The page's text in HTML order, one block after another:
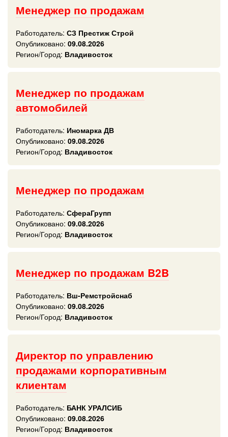
Менеджер по продажам
Работодатель: СЗ Престиж Строй
Опубликовано: 09.08.2026
Регион/Город: Владивосток
Менеджер по продажам
автомобилей
Работодатель: Иномарка ДВ
Опубликовано: 09.08.2026
Регион/Город: Владивосток
Менеджер по продажам
Работодатель: СфераГрупп
Опубликовано: 09.08.2026
Регион/Город: Владивосток
Менеджер по продажам B2B
Работодатель: Вш-Ремстройснаб
Опубликовано: 09.08.2026
Регион/Город: Владивосток
Директор по управлению
продажами корпоративным
клиентам
Работодатель: БАНК УРАЛСИБ
Опубликовано: 09.08.2026
Регион/Город: Владивосток